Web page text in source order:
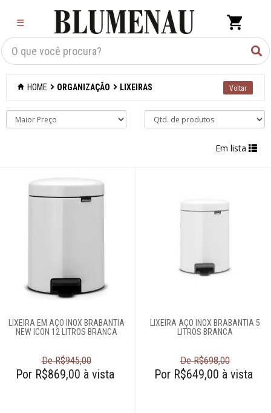
☰
Criar Lista×
Organização
Acessórios
Caixas
Carrinhos e
fruteiras
organizadores
Espanadores
Lixeiras
HOME ORGANIZAÇÃO LIXEIRAS
Em lista
LIXEIRA EM AÇO INOX BRABANTIA
NEW ICON 12 LITROS BRANCA
De R$945,00
Por R$869,00 à vista
LIXEIRA AÇO INOX BRABANTIA 5
LITROS BRANCA
De R$698,00
Por R$649,00 à vista